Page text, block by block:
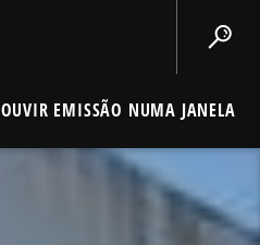
OUVIR EMISSÃO NUMA JANELA